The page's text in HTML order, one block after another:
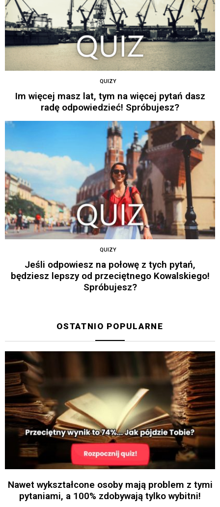
QUIZY
Im więcej masz lat, tym na więcej pytań dasz
radę odpowiedzieć! Spróbujesz?
QUIZY
Jeśli odpowiesz na połowę z tych pytań,
będziesz lepszy od przeciętnego Kowalskiego!
Spróbujesz?
OSTATNIO POPULARNE
Nawet wykształcone osoby mają problem z tymi
pytaniami, a 100% zdobywają tylko wybitni!